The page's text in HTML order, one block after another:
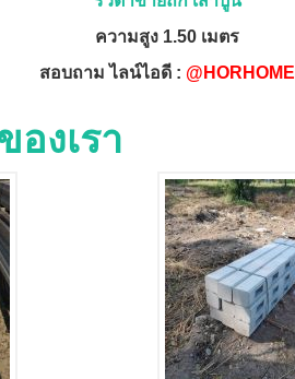
ความสูง 1.50 เมตร
สอบถาม ไลน์ไอดี : @HORHOME
องเรา